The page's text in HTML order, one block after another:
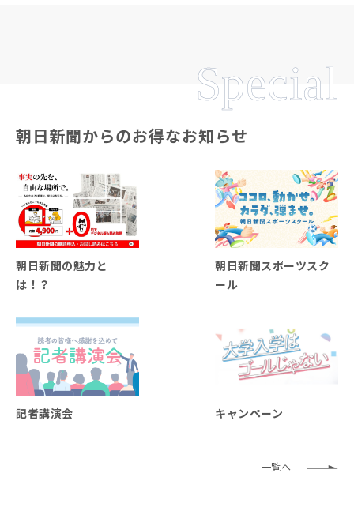
Special
朝日新聞からのお得なお知らせ
朝日新聞の魅力と
は！？
朝日新聞スポーツスク
ール
記者講演会 キャンペーン
一覧へ